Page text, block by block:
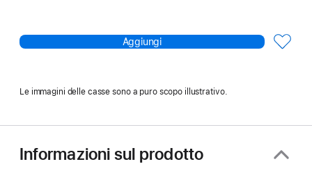
Aggiungi
Le immagini delle casse sono a puro scopo illustrativo.
Informazioni sul prodotto